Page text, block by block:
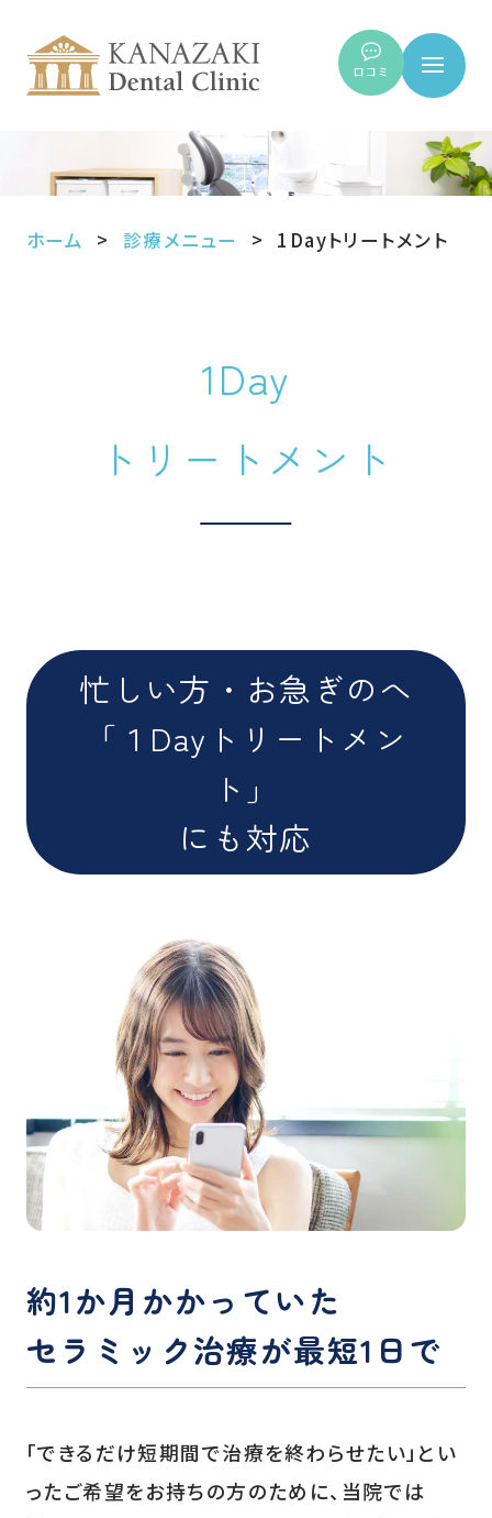
口コミ
ホーム 診療メニュー 1Dayトリートメント
1Day
トリートメント
忙しい方・お急ぎのへ
「１Dayトリートメン
ト」
にも対応
約1か月かかっていた
セラミック治療が最短1日で
「できるだけ短期間で治療を終わらせたい」とい
ったご希望をお持ちの方のために、当院では